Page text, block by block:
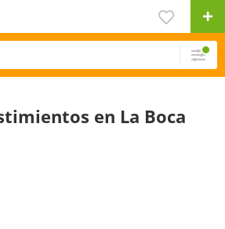
en La Boca